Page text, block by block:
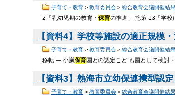
子育て・教育> 教育委員会> 総合教育会議開催結果
2「乳幼児期の教育・保育の推進」 施策 13「学
【資料4】学校等施設の適正規模
子育て・教育> 教育委員会> 総合教育会議開催結果
移転 ― 小嵐保育園との認定こど も園として検討
【資料3】熱海市立幼保連携型認
子育て・教育> 教育委員会> 総合教育会議開催結果